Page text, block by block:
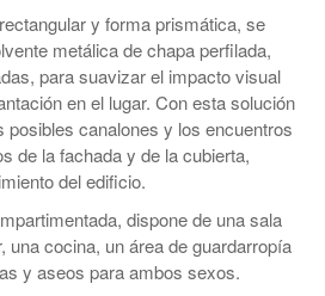
y forma prismática, se
metálica de chapa perfilada,
para suavizar el impacto visual
en el lugar. Con esta solución
posibles canalones y los encuentros
de la fachada y de la cubierta,
del edificio.
dispone de una sala
una cocina, un área de guardarropía
y aseos para ambos sexos.